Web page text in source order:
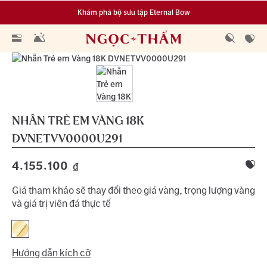
Khám phá bộ sưu tập Eternal Bow
Đa dạng lựa chọn tích luỹ từ 0.1 chỉ vàng 999.9
NHẪN TRẺ EM VÀNG 18K
DVNETVV0000U291
4.155.100 đ
Giá tham khảo sẽ thay đổi theo giá vàng, trọng lượng vàng
và giá trị viên đá thực tế
Hướng dẫn kích cỡ